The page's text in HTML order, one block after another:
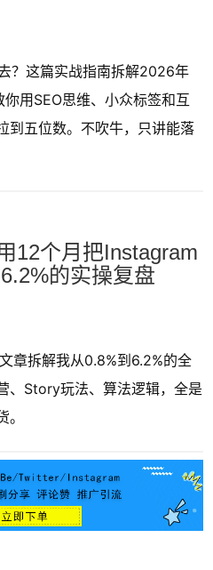
？这篇实战指南拆解2026年
用SEO思维、小众标签和互
到五位数。不吹牛，只讲能落
12个月把Instagram
的实操复盘
章拆解我从0.8%到6.2%的全
、Story玩法、算法逻辑，全是